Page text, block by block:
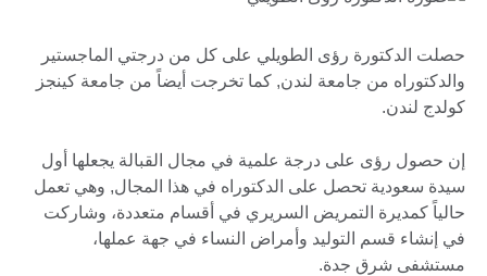
حصلت الدكتورة رؤى الطويلي على كل من درجتي الماجستير
والدكتوراه من جامعة لندن, كما تخرجت أيضاً من جامعة كينجز
كولدج لندن.
إن حصول رؤى على درجة علمية في مجال القبالة يجعلها أول
سيدة سعودية تحصل على الدكتوراه في هذا المجال, وهي تعمل
حالياً كمديرة التمريض السريري في أقسام متعددة، وشاركت
في إنشاء قسم التوليد وأمراض النساء في جهة عملها،
مستشفى شرق جدة.